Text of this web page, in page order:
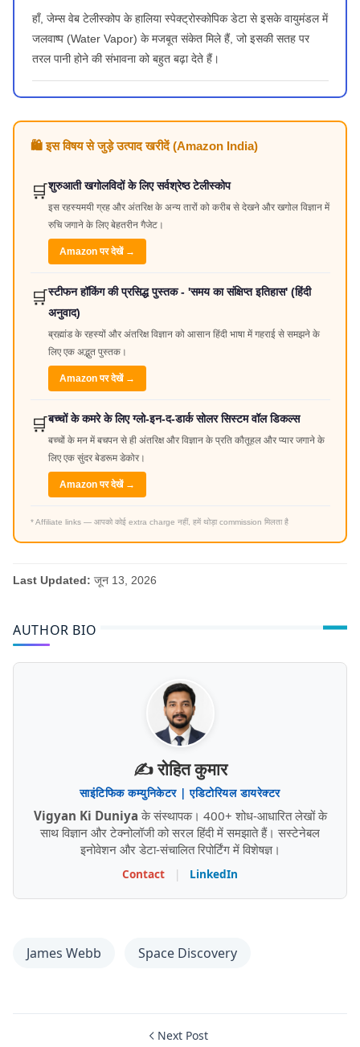
हाँ, जेम्स वेब टेलीस्कोप के हालिया स्पेक्ट्रोस्कोपिक डेटा से इसके वायुमंडल में
जलवाष्प (Water Vapor) के मजबूत संकेत मिले हैं, जो इसकी सतह पर
तरल पानी होने की संभावना को बहुत बढ़ा देते हैं।
🛍️ इस विषय से जुड़े उत्पाद खरीदें (Amazon India)
🛒शुरुआती खगोलविदों के लिए सर्वश्रेष्ठ टेलीस्कोप
इस रहस्यमयी ग्रह और अंतरिक्ष के अन्य तारों को करीब से देखने और खगोल विज्ञान में
रुचि जगाने के लिए बेहतरीन गैजेट।
Amazon पर देखें →
🛒स्टीफन हॉकिंग की प्रसिद्ध पुस्तक - 'समय का संक्षिप्त इतिहास' (हिंदी
अनुवाद)
ब्रह्मांड के रहस्यों और अंतरिक्ष विज्ञान को आसान हिंदी भाषा में गहराई से समझने के
लिए एक अद्भुत पुस्तक।
Amazon पर देखें →
🛒बच्चों के कमरे के लिए ग्लो-इन-द-डार्क सोलर सिस्टम वॉल डिकल्स
बच्चों के मन में बचपन से ही अंतरिक्ष और विज्ञान के प्रति कौतूहल और प्यार जगाने के
लिए एक सुंदर बेडरूम डेकोर।
Amazon पर देखें →
* Affiliate links — आपको कोई extra charge नहीं, हमें थोड़ा commission मिलता है
Last Updated: जून 13, 2026
AUTHOR BIO
✍️ रोहित कुमार
साइंटिफिक कम्युनिकेटर | एडिटोरियल डायरेक्टर
Vigyan Ki Duniya के संस्थापक। 400+ शोध-आधारित लेखों के
साथ विज्ञान और टेक्नोलॉजी को सरल हिंदी में समझाते हैं। सस्टेनेबल
इनोवेशन और डेटा-संचालित रिपोर्टिंग में विशेषज्ञ।
Contact | LinkedIn
James Webb Space Discovery
Next Post